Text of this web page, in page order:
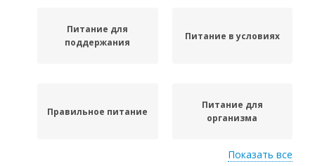
Питание для
поддержания
Питание в условиях
Правильное питание
Питание для
организма
Показать все